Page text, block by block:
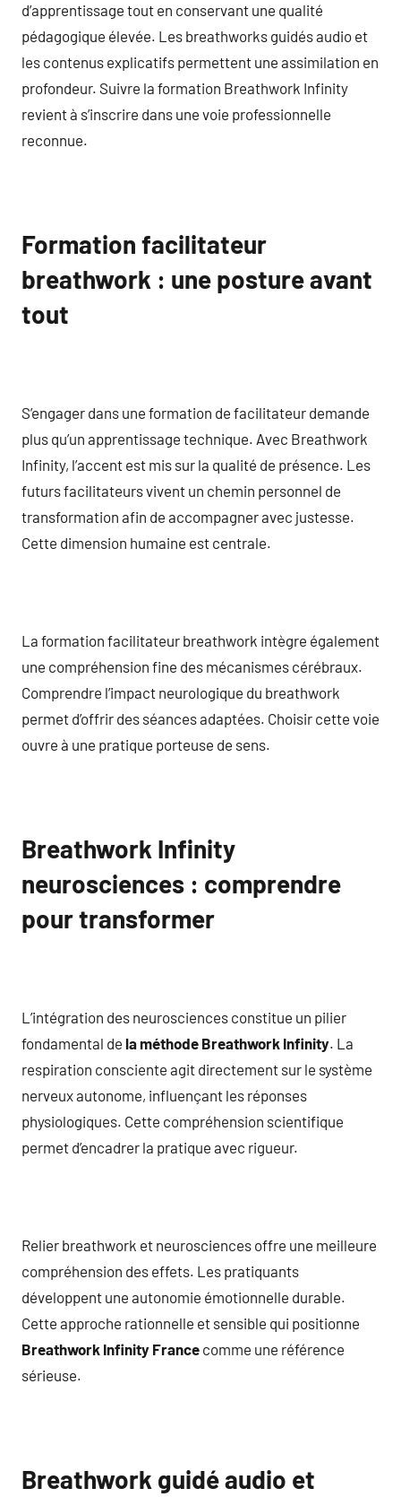
d’apprentissage tout en conservant une qualité
pédagogique élevée. Les breathworks guidés audio et
les contenus explicatifs permettent une assimilation en
profondeur. Suivre la formation Breathwork Infinity
revient à s’inscrire dans une voie professionnelle
reconnue.
Formation facilitateur
breathwork : une posture avant
tout
S’engager dans une formation de facilitateur demande
plus qu’un apprentissage technique. Avec Breathwork
Infinity, l’accent est mis sur la qualité de présence. Les
futurs facilitateurs vivent un chemin personnel de
transformation afin de accompagner avec justesse.
Cette dimension humaine est centrale.
La formation facilitateur breathwork intègre également
une compréhension fine des mécanismes cérébraux.
Comprendre l’impact neurologique du breathwork
permet d’offrir des séances adaptées. Choisir cette voie
ouvre à une pratique porteuse de sens.
Breathwork Infinity
neurosciences : comprendre
pour transformer
L’intégration des neurosciences constitue un pilier
fondamental de la méthode Breathwork Infinity. La
respiration consciente agit directement sur le système
nerveux autonome, influençant les réponses
physiologiques. Cette compréhension scientifique
permet d’encadrer la pratique avec rigueur.
Relier breathwork et neurosciences offre une meilleure
compréhension des effets. Les pratiquants
développent une autonomie émotionnelle durable.
Cette approche rationnelle et sensible qui positionne
Breathwork Infinity France comme une référence
sérieuse.
Breathwork guidé audio et